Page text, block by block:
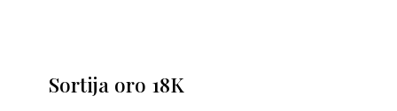
Sortija oro 18K